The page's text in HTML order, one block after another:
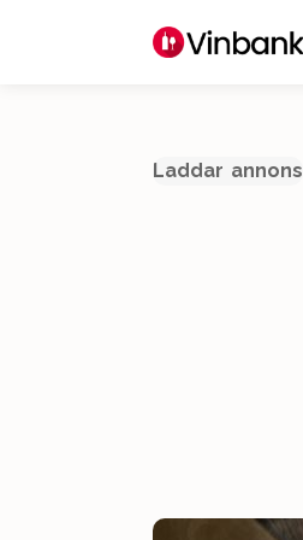
Laddar annons